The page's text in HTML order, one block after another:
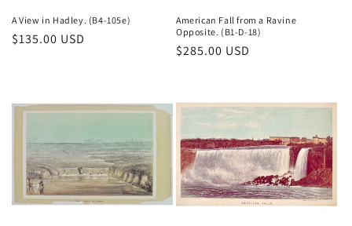
A View in Hadley. (B4-105e)
Prix
$135.00 USD
American Fall from a Ravine
Opposite. (B1-D-18)
Prix
$285.00 USD